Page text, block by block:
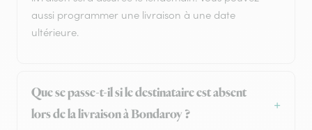
aussi programmer une livraison à une date
ultérieure.
Que se passe-t-il si le destinataire est absent
lors de la livraison à Bondaroy ?